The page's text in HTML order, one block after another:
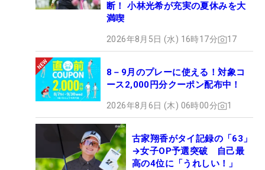
断！ 小林光希が充実の夏休みを大
満喫
2026年8月5日 (水) 16時17分 17
8－9月のプレーに使える！対象コ
ース2,000円分クーポン配布中！
2026年8月6日 (木) 06時00分 1
古家翔香がタイ記録の「63」
→女子OP予選突破 自己最
高の4位に「うれしい！」